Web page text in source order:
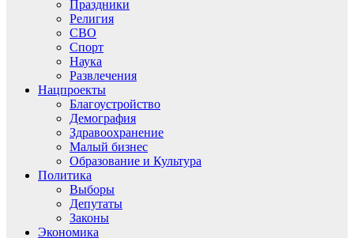
Праздники
Религия
СВО
Спорт
Наука
Развлечения
Нацпроекты
Благоустройство
Демография
Здравоохранение
Малый бизнес
Образование и Культура
Политика
Выборы
Депутаты
Законы
Экономика